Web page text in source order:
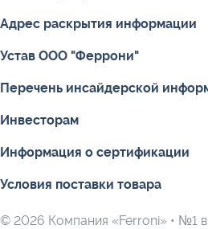
Адрес раскрытия информации
Устав ООО "Феррони"
Перечень инсайдерской
Инвесторам
Информация о сертификации
Условия поставки товара
© 2026 Компания «Ferroni» • №1